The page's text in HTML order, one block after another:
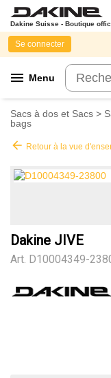
Dakine Suisse - Boutique
menu Menu
Se connecter
Sacs à dos et Sacs >
bags
arrow_back Retour à la vue
Dakine JIVE
Art. D10004349-